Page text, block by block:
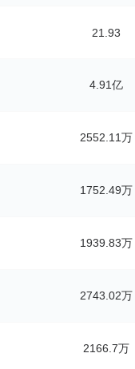
21.93
4.91亿
2552.11万
1752.49万
1939.83万
2743.02万
2166.7万